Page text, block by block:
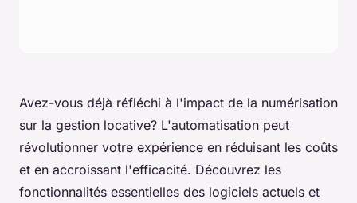
Avez-vous déjà réfléchi à l'impact de la numérisation
sur la gestion locative? L'automatisation peut
révolutionner votre expérience en réduisant les coûts
et en accroissant l'efficacité. Découvrez les
fonctionnalités essentielles des logiciels actuels et